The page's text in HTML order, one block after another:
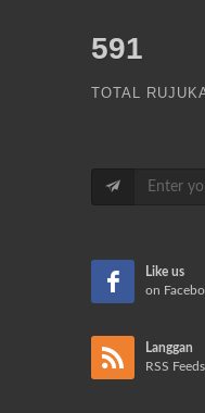
591
TOTAL
Like us
on
Langgan
RSS Feeds